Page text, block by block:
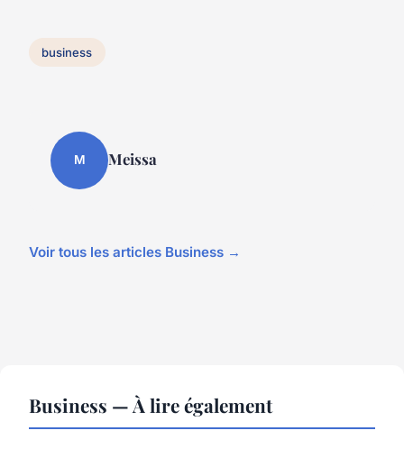
business
M Meissa
Voir tous les articles Business →
Business — À lire également